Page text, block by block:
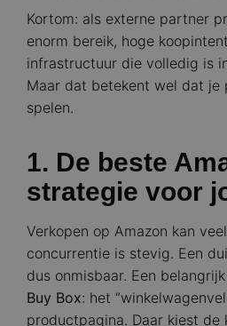
Kortom: als externe partner
enorm bereik, hoge
infrastructuur die volledig is
Maar dat betekent wel dat je
spelen.
1. De beste
strategie voor
Verkopen op Amazon kan
concurrentie is stevig. Een
dus onmisbaar. Een
Buy Box: het
productpagina. Daar kiest de